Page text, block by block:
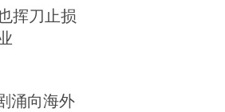
挥刀止损
涌向海外